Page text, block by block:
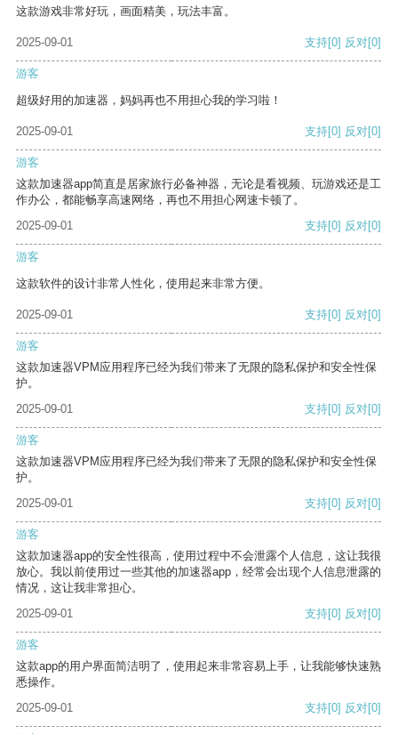
这款游戏非常好玩，画面精美，玩法丰富。
2025-09-01 支持[0] 反对[0]
游客
超级好用的加速器，妈妈再也不用担心我的学习啦！
2025-09-01 支持[0] 反对[0]
游客
这款加速器app简直是居家旅行必备神器，无论是看视频、玩游戏还是工
作办公，都能畅享高速网络，再也不用担心网速卡顿了。
2025-09-01
支持[0] 反对[0]
游客
这款软件的设计非常人性化，使用起来非常方便。
2025-09-01 支持[0] 反对[0]
游客
这款加速器VPM应用程序已经为我们带来了无限的隐私保护和安全性保
护。
2025-09-01
支持[0] 反对[0]
游客
这款加速器VPM应用程序已经为我们带来了无限的隐私保护和安全性保
护。
2025-09-01
支持[0] 反对[0]
游客
这款加速器app的安全性很高，使用过程中不会泄露个人信息，这让我很
放心。我以前使用过一些其他的加速器app，经常会出现个人信息泄露的
情况，这让我非常担心。
2025-09-01
支持[0] 反对[0]
游客
这款app的用户界面简洁明了，使用起来非常容易上手，让我能够快速熟
悉操作。
2025-09-01
支持[0] 反对[0]